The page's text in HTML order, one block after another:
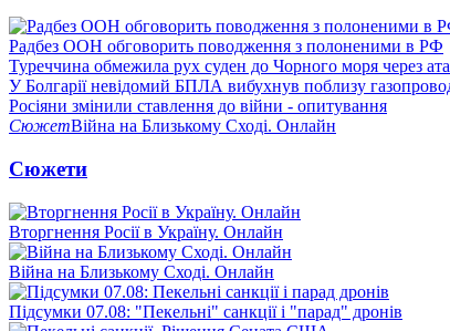
Радбез ООН обговорить поводження з полоненими в РФ
Туреччина обмежила рух суден до Чорного моря через
У Болгарії невідомий БПЛА вибухнув поблизу
Росіяни змінили ставлення до війни - опитування
СюжетВійна на Близькому Сході. Онлайн
Сюжети
Вторгнення Росії в Україну. Онлайн
Війна на Близькому Сході. Онлайн
Підсумки 07.08: "Пекельні" санкції і "парад" дронів